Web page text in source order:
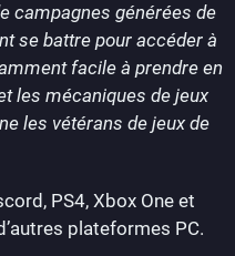
campagnes générées de
se battre pour accéder à
facile à prendre en
les mécaniques de jeux
les vétérans de jeux de
PS4, Xbox One et
plateformes PC.